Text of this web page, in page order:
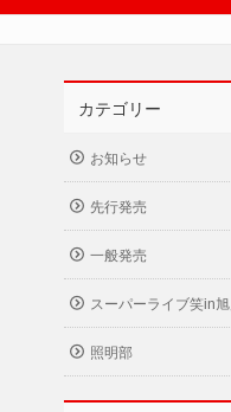
カテゴリー
お知らせ
先行発売
一般発売
スーパーライブ笑in旭
照明部